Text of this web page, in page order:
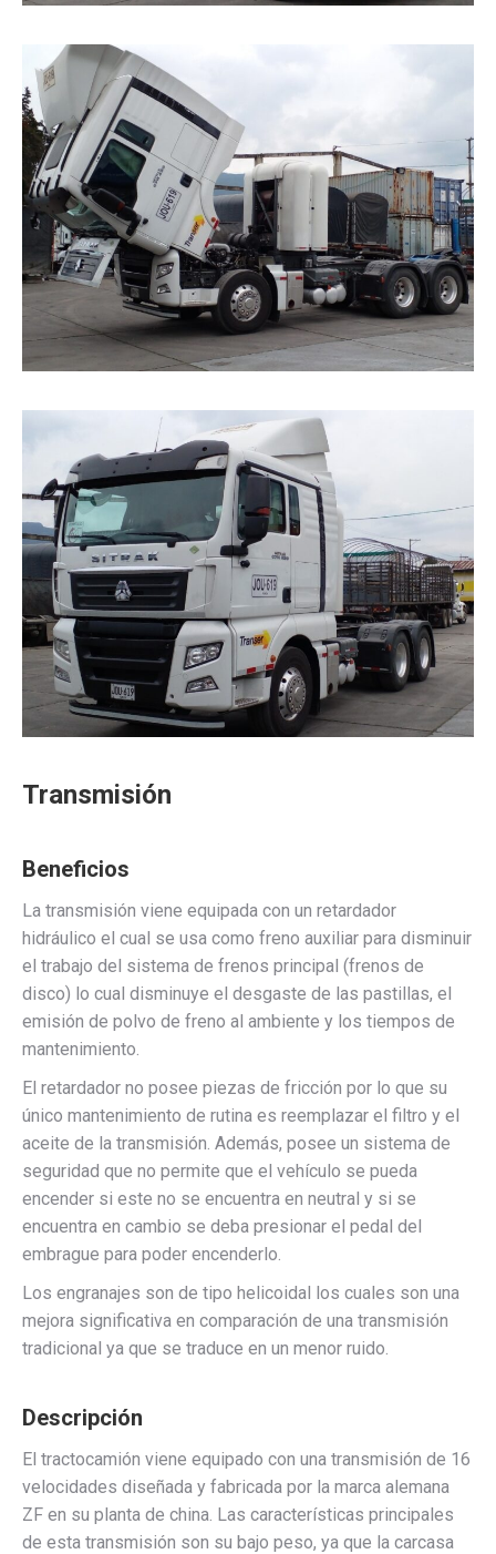
Transmisión
Beneficios
La transmisión viene equipada con un retardador
hidráulico el cual se usa como freno auxiliar para disminuir
el trabajo del sistema de frenos principal (frenos de
disco) lo cual disminuye el desgaste de las pastillas, el
emisión de polvo de freno al ambiente y los tiempos de
mantenimiento.
El retardador no posee piezas de fricción por lo que su
único mantenimiento de rutina es reemplazar el filtro y el
aceite de la transmisión. Además, posee un sistema de
seguridad que no permite que el vehículo se pueda
encender si este no se encuentra en neutral y si se
encuentra en cambio se deba presionar el pedal del
embrague para poder encenderlo.
Los engranajes son de tipo helicoidal los cuales son una
mejora significativa en comparación de una transmisión
tradicional ya que se traduce en un menor ruido.
Descripción
El tractocamión viene equipado con una transmisión de 16
velocidades diseñada y fabricada por la marca alemana
ZF en su planta de china. Las características principales
de esta transmisión son su bajo peso, ya que la carcasa